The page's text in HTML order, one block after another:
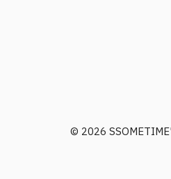
© 2026